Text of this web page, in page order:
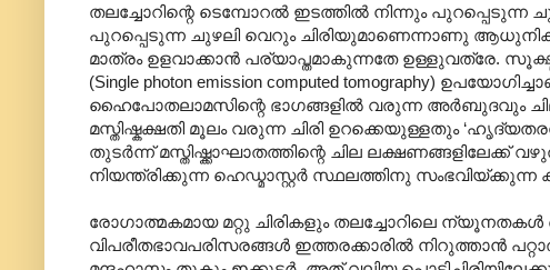
തലച്ചോറിന്റെ ടെമ്പോറൽ ഇടത്തിൽ നിന്നും
പുറപ്പെടുന്ന ചുഴലി വെറും ചിരിയുമാണെന്നാണു ആധുനിക
മാത്രം ഉളവാക്കാൻ പര്യാപ്തമാകുന്നതേ ഉള്ളുവത്രേ.
(Single photon emission computed tomography)
ഹൈപോതലാമസിന്റെ ഭാഗങ്ങളിൽ വരുന്ന അർബുദവും
മസ്തിഷ്കക്ഷതി മൂലം വരുന്ന ചിരി ഉറക്കെയുള്ളതും
തുടർന്ന് മസ്തിഷ്ക്കാഘാതത്തിന്റെ ചില
നിയന്ത്രിക്കുന്ന ഹെഡ്മാസ്റ്റർ സ്ഥലത്തിനു സംഭവിയ്ക്കുന്ന
രോഗാത്മകമായ മറ്റു ചിരികളും തലച്ചോറിലെ
വിപരീതഭാവപരിസരങ്ങൾ ഇത്തരക്കാരിൽ നിറുത്താൻ